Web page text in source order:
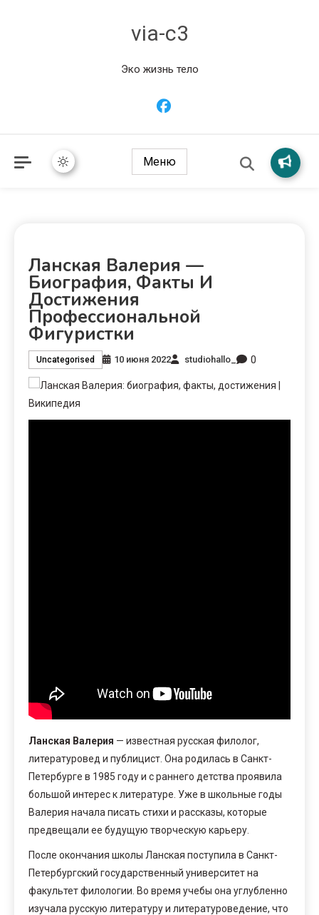
via-c3
Эко жизнь тело
Меню
Ланская Валерия —
Биография, Факты И
Достижения
Профессиональной
Фигуристки
Uncategorised 10 июня 2022 studiohallo_ 0
Ланская Валерия — известная русская филолог,
литературовед и публицист. Она родилась в Санкт-
Петербурге в 1985 году и с раннего детства проявила
большой интерес к литературе. Уже в школьные годы
Валерия начала писать стихи и рассказы, которые
предвещали ее будущую творческую карьеру.
После окончания школы Ланская поступила в Санкт-
Петербургский государственный университет на
факультет филологии. Во время учебы она углубленно
изучала русскую литературу и литературоведение, что